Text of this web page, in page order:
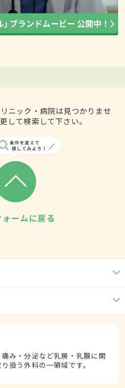
ニック・病院は見つかりませ
して検索して下さい。
ームに戻る
み・分泌など乳房・乳腺に関
扱う外科の一領域です。